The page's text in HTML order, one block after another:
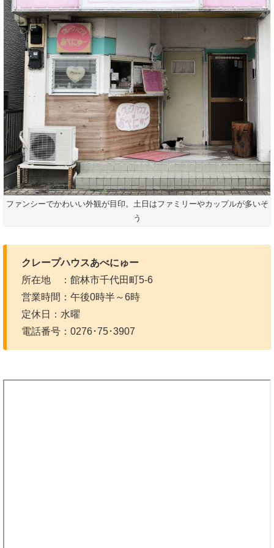
ファンシーでかわいい外観が目印。土日はファミリーやカップルが多いそ
う
クレープハウスあべにゅー
所在地 ：館林市千代田町5-6
営業時間：午後0時半～6時
定休日：水曜
電話番号：0276･75･3907